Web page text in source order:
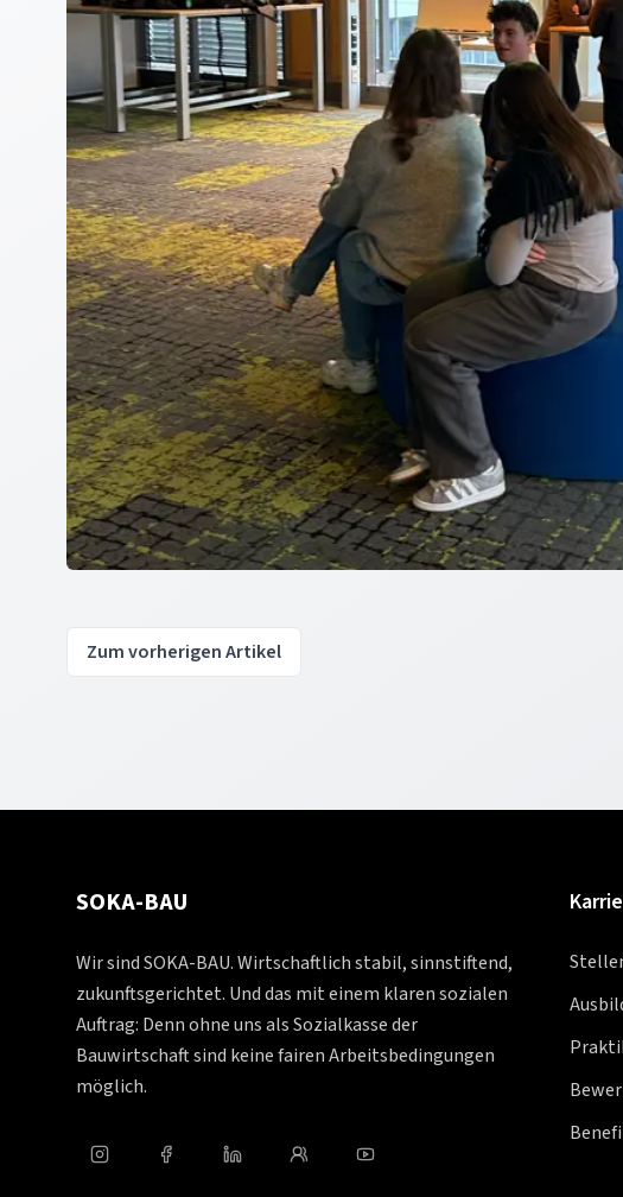
Zum vorherigen Artikel
SOKA-BAU
Wir sind SOKA-BAU. Wirtschaftlich stabil, sinnstiftend,
zukunftsgerichtet. Und das mit einem klaren sozialen
Auftrag: Denn ohne uns als Sozialkasse der
Bauwirtschaft sind keine fairen Arbeitsbedingungen
möglich.